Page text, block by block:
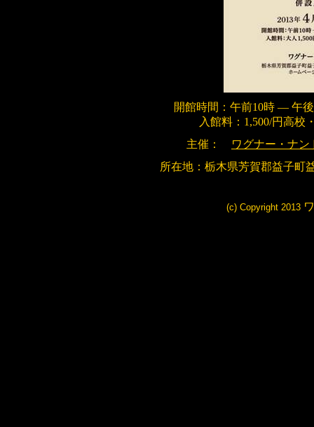
開館時間：午前10時 ― 午後
入館料： 1,500/円高校
主催：
ワグナー・ナ
所在地：栃木県芳賀郡益子町
(c) Copyright 2013